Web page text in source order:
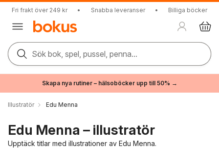
Fri frakt över 249 kr • Snabba leveranser • Billiga böcker
Sök bok, spel, pussel, penna...
Skapa nya rutiner – hälsoböcker upp till 50% →
Illustratör Edu Menna
Edu Menna – illustratör
Upptäck titlar med illustrationer av Edu Menna.